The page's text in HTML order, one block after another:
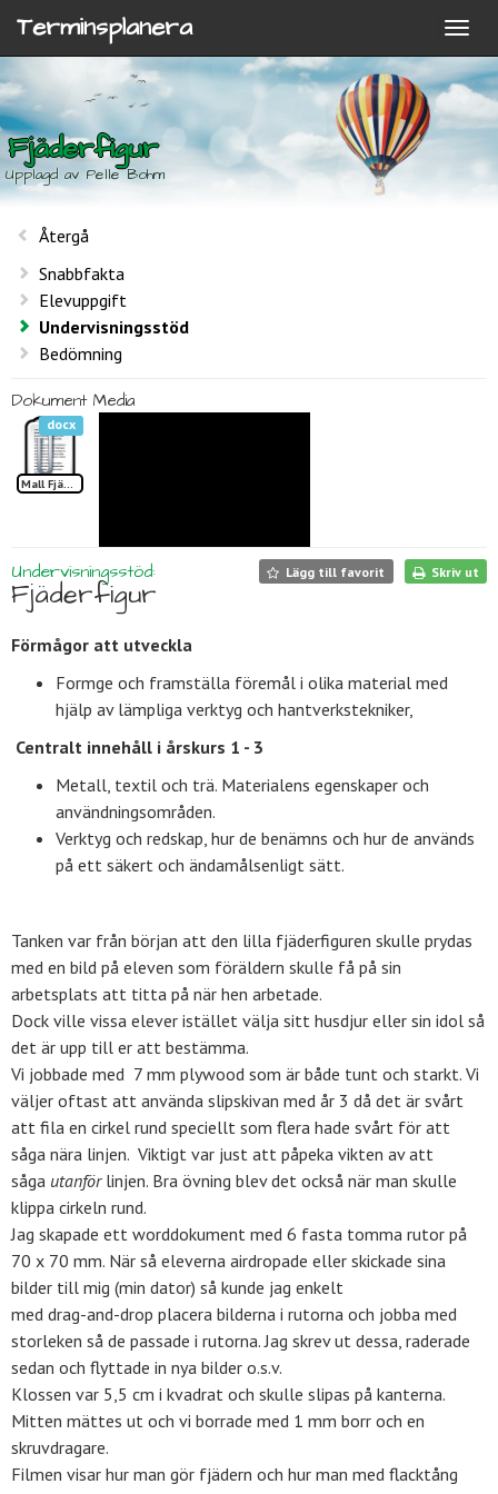
Terminsplanera
Fjäderfigur
Upplagd av Pelle Bohm
Återgå
Snabbfakta
Elevuppgift
Undervisningsstöd
Bedömning
Dokument
docx
Mall Fjäderfigur
Media
Lägg till favorit Skriv ut
Undervisningsstöd:
Fjäderfigur
Förmågor att utveckla
Formge och framställa föremål i olika material med
hjälp av lämpliga verktyg och hantverkstekniker,
Centralt innehåll i årskurs 1 - 3
Metall, textil och trä. Materialens egenskaper och
användningsområden.
Verktyg och redskap, hur de benämns och hur de används
på ett säkert och ändamålsenligt sätt.
Tanken var från början att den lilla fjäderfiguren skulle prydas
med en bild på eleven som föräldern skulle få på sin
arbetsplats att titta på när hen arbetade.
Dock ville vissa elever istället välja sitt husdjur eller sin idol så
det är upp till er att bestämma.
Vi jobbade med 7 mm plywood som är både tunt och starkt. Vi
väljer oftast att använda slipskivan med år 3 då det är svårt
att fila en cirkel rund speciellt som flera hade svårt för att
såga nära linjen. Viktigt var just att påpeka vikten av att
såga utanför linjen. Bra övning blev det också när man skulle
klippa cirkeln rund.
Jag skapade ett worddokument med 6 fasta tomma rutor på
70 x 70 mm. När så eleverna airdropade eller skickade sina
bilder till mig (min dator) så kunde jag enkelt
med drag-and-drop placera bilderna i rutorna och jobba med
storleken så de passade i rutorna. Jag skrev ut dessa, raderade
sedan och flyttade in nya bilder o.s.v.
Klossen var 5,5 cm i kvadrat och skulle slipas på kanterna.
Mitten mättes ut och vi borrade med 1 mm borr och en
skruvdragare.
Filmen visar hur man gör fjädern och hur man med flacktång